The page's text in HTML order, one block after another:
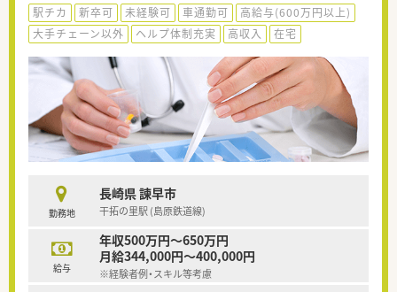
駅チカ 新卒可 未経験可 車通勤可
高給与(600万円以上)
大手チェーン以外
ヘルプ体制充実 高収入 在宅
勤務地
長崎県 諫早市
干拓の里駅 (島原鉄道線)
給与
年収500万円～650万円
月給344,000円～400,000円
※経験者例・スキル等考慮